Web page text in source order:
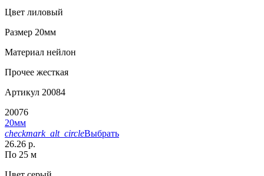
Цвет лиловый
Размер 20мм
Материал нейлон
Прочее жесткая
Артикул 20084
20076
20мм
checkmark_alt_circleВыбрать
26.26 р.
По 25 м